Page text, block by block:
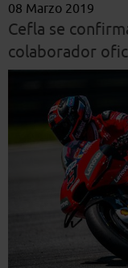
08 Marzo 2019
Cefla se
colaborador